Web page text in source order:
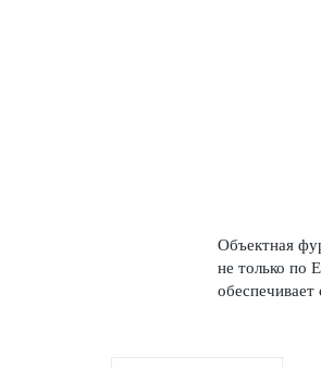
Объектная
не только по
обеспечивает